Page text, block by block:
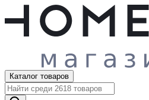
Каталог товаров